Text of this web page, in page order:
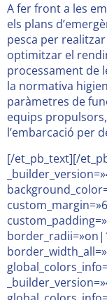
A fer front a les
els plans
pesca per
optimitzar el
processament de
la normativa
paràmetres de
equips
l’embarcació per
[/et_pb_text][/